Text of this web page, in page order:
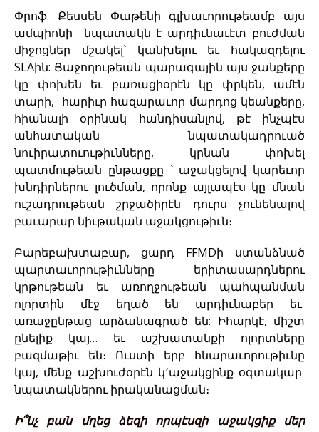
Փրոֆ. Քեսսեն Փաթենի գլխաւորութեամբ այս
ամպիոնի նպատակն է արդիւնաւէտ բուժման
միջոցներ մշակել` կանխելու եւ հակազդելու
SLAին: Յաջողութեան պարագային այս ջանքերը
կը փոխեն եւ բառացիօրէն կը փրկեն, ամէն
տարի, հարիւր հազարաւոր մարդոց կեանքերը,
հիանալի օրինակ հանդիսանլով, թէ ինչպէս
անհատական նպատակադրուած
նուիրատուութիւնները, կրնան փոխել
պատմութեան ընթացքը ՝ աջակցելով կարեւոր
խնդիրներու լուծման, որոնք այլապէս կը մնան
ուշադրութեան շրջածիրէն դուրս չունենալով
բաւարար նիւթական աջակցութիւն։
Բարեբախտաբար, ցարդ FFMDի ստանձնած
պարտաւորութիւնները երիտասարդներու
կրթութեան եւ առողջութեան պահպանման
ոլորտին մէջ եղած են արդիւնաբեր եւ
առաջընթաց արձանագրած են: Իհարկէ, միշտ
ընելիք կայ… եւ աշխատանքի ոլորտները
բազմաթիւ են։ Ուստի երբ հնարաւորութիւնը
կայ, մենք աշխուժօրէն կ՚աջակցինք օգտակար
նպատակներու իրականացման։
Ի՞նչ բան մղեց ձեզի որպէսզի աջակցիք մեր